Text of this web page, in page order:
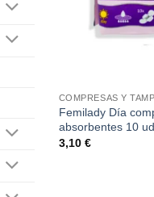
COMPRESAS Y
Femilady Día
absorbentes 10
3,10 €